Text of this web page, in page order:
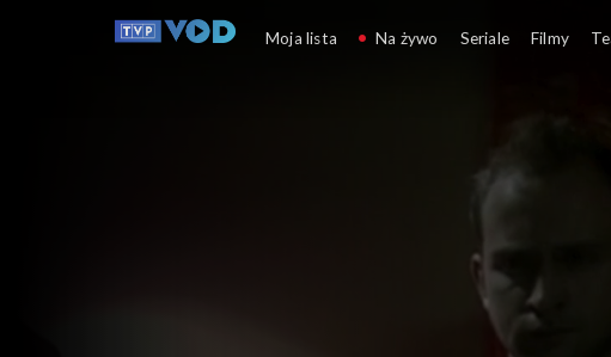
Oficer
Moja lista Na żywo Seriale Filmy